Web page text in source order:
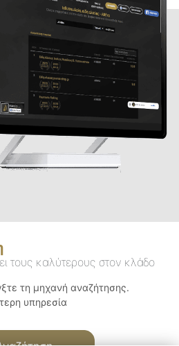
τους καλύτερους στον κλάδο
τη μηχανή αναζήτησης.
υπηρεσία